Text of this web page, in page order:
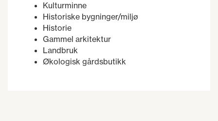
Kulturminne
Historiske bygninger/miljø
Historie
Gammel arkitektur
Landbruk
Økologisk gårdsbutikk